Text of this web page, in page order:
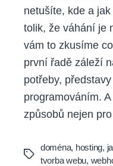
netušíte, kde a
tolik, že váhání je
vám to zkusíme
první řadě záleží
potřeby,
programováním.
způsobů nejen
Tags
doména, hosting,
tvorba webu,